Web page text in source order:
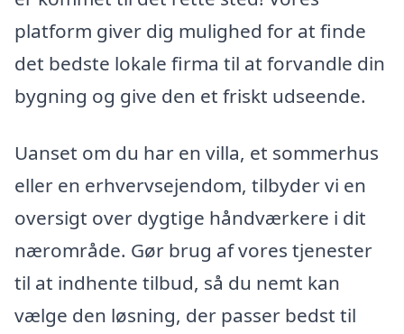
platform giver dig mulighed for at finde
det bedste lokale firma til at forvandle din
bygning og give den et friskt udseende.
Uanset om du har en villa, et sommerhus
eller en erhvervsejendom, tilbyder vi en
oversigt over dygtige håndværkere i dit
nærområde. Gør brug af vores tjenester
til at indhente tilbud, så du nemt kan
vælge den løsning, der passer bedst til